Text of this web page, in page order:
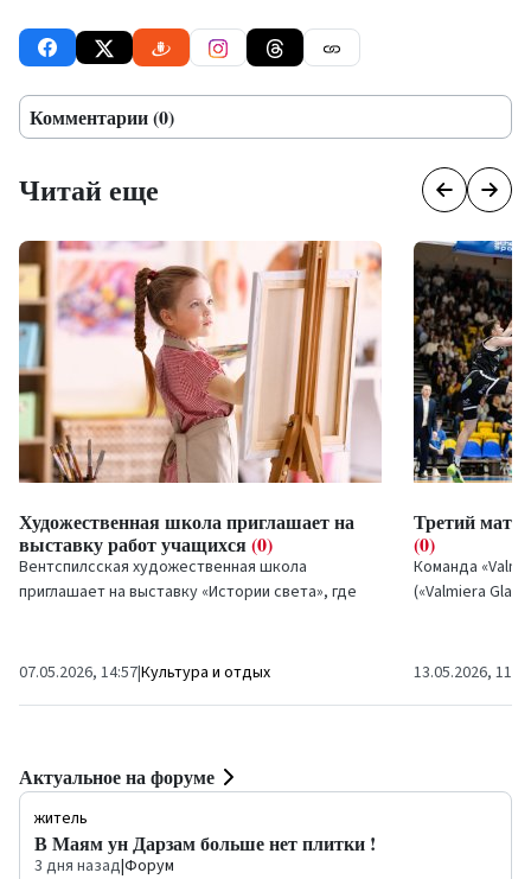
Комментарии (0)
Читай еще
Художественная школа приглашает на
выставку работ учащихся(0)
Вентспилсская художественная школа
приглашает на выставку «Истории света», где
07.05.2026, 14:57|Культура и отдых
Третий матч
(0)
Команда
(«Valmiera
13.05.2026, 11:21
Актуальное на форуме
житель
В Маям ун Дарзам больше нет плитки !
3 дня назад|Форум